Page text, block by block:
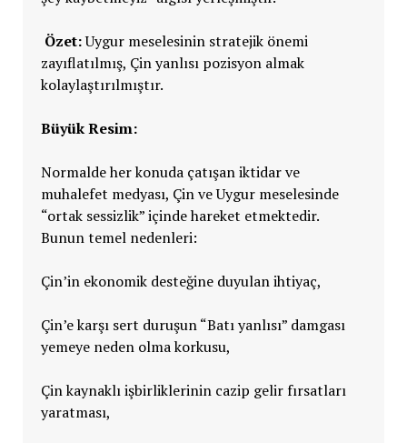
Özet:Uygur meselesinin stratejik önemi
zayıflatılmış, Çin yanlısı pozisyon almak
kolaylaştırılmıştır.
Büyük Resim:
Normalde her konuda çatışan iktidar ve
muhalefet medyası, Çin ve Uygur meselesinde
“ortak sessizlik” içinde hareket etmektedir.
Bunun temel nedenleri:
Çin’in ekonomik desteğine duyulan ihtiyaç,
Çin’e karşı sert duruşun “Batı yanlısı” damgası
yemeye neden olma korkusu,
Çin kaynaklı işbirliklerinin cazip gelir fırsatları
yaratması,